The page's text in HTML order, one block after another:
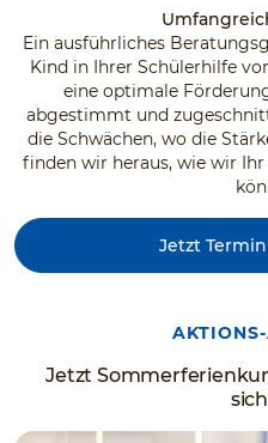
Ein ausführliches
Kind in Ihrer Schülerhilfe
eine optimale
abgestimmt und
die Schwächen, wo die
finden wir heraus, wie wir
Jetzt
Jetzt